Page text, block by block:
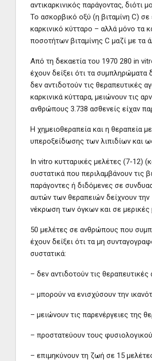
αντικαρκινικός παράγοντας, διότι
Το ασκορβικό οξύ (η βιταμίνη C)
καρκινικό κύτταρο – αλλά μόνο τα
ποσοτήτων βιταμίνης C μαζί με τα
Από τη δεκαετία του 1970 280 in
έχουν δείξει ότι τα συμπληρώματα
δεν αντιδοτούν τις θεραπευτικές
καρκινικά κύτταρα, μειώνουν τις
ανθρώπους 3.738 ασθενείς είχαν
Η χημειοθεραπεία και η θεραπεία
υπεροξείδωσης των λιπιδίων και
In vitro κυτταρικές μελέτες (7-12)
συστατικά που περιλαμβάνουν τις
παράγοντες ή διδόμενες σε
αυτών των θεραπειών δείχνουν
νέκρωση των όγκων και σε
50 μελέτες σε ανθρώπους που
έχουν δείξει ότι τα μη
συστατικά:
– δεν αντιδοτούν τις
– μπορούν να ενισχύσουν την
– μειώνουν τις παρενέργειες της
– προστατεύουν τους
– επιμηκύνουν τη ζωή σε 15